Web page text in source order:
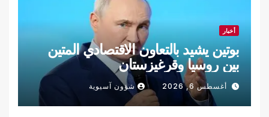
أخبار
بوتين يشيد بالتعاون الاقتصادي المتين
بين روسيا وقرغيزستان
أغسطس 6, 2026 شؤون آسيوية